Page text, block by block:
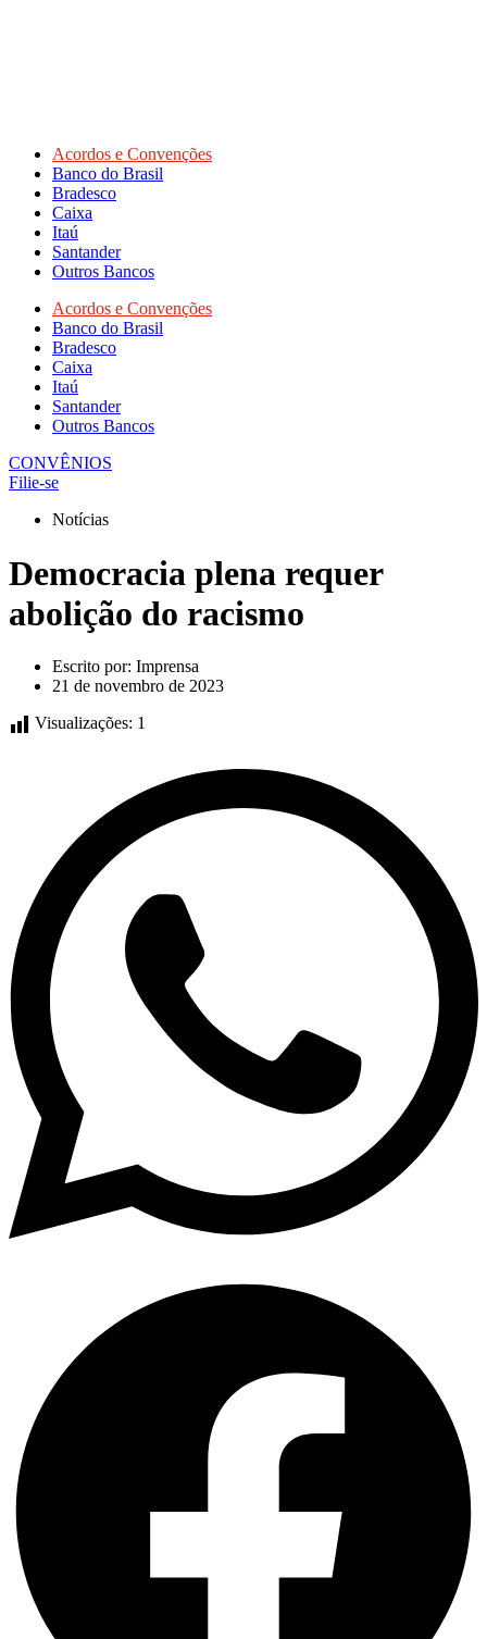
Acordos e Convenções
Banco do Brasil
Bradesco
Caixa
Itaú
Santander
Outros Bancos
Acordos e Convenções
Banco do Brasil
Bradesco
Caixa
Itaú
Santander
Outros Bancos
CONVÊNIOS
Filie-se
Notícias
Democracia plena requer
abolição do racismo
Escrito por: Imprensa
21 de novembro de 2023
Visualizações: 1